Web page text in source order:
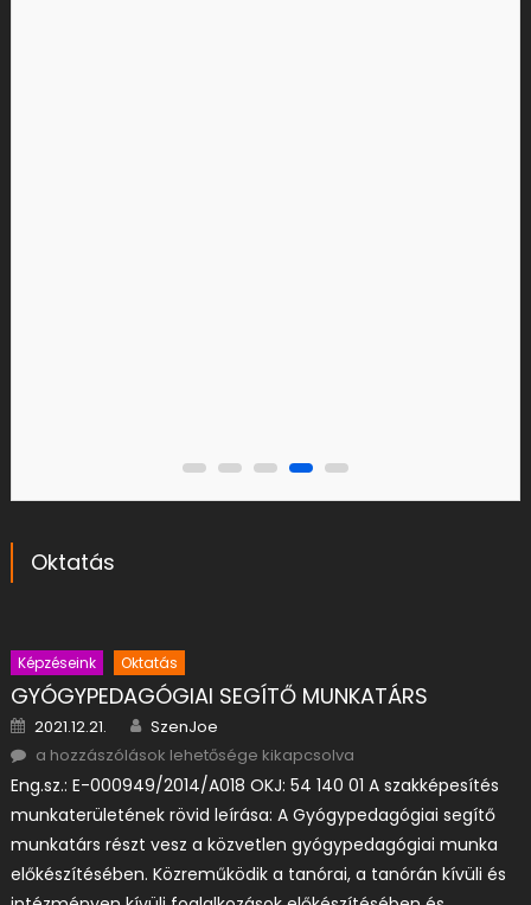
Oktatás
Képzéseink Oktatás
GYÓGYPEDAGÓGIAI SEGÍTŐ MUNKATÁRS
Posted on
2021.12.21. Author
SzenJoe
GYÓGYPEDAGÓGIAI SEGÍTŐ MUNKATÁRS bejegyzéshez
a hozzászólások lehetősége kikapcsolva
Eng.sz.: E-000949/2014/A018 OKJ: 54 140 01 A szakképesítés
munkaterületének rövid leírása: A Gyógypedagógiai segítő
munkatárs részt vesz a közvetlen gyógypedagógiai munka
előkészítésében. Közreműködik a tanórai, a tanórán kívüli és